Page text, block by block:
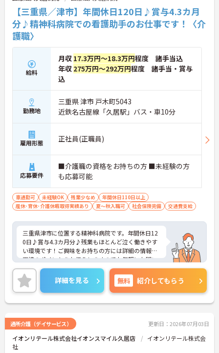
【三重県／津市】年間休日120日♪賞与4.3カ月
分♪精神科病院での看護助手のお仕事です！〈介
護職〉
給料
月収 17.3万円～18.3万円程度 諸手当込
年収 275万円～292万円程度 諸手当・賞与
込
勤務地
三重県 津市 戸木町5043
近鉄名古屋線「久居駅」バス・車10分
雇用形態 正社員(正職員)
応募要件
■介護職の資格をお持ちの方 ■未経験の方
も応募可能
車通勤可 未経験OK 残業少なめ
年間休日110日以上
産休･育休･介護休暇取得実績あり
夏～秋入職可 社会保険完備 交通費支給
三重県津市に位置する精神科病院です。年間休日12
0日♪賞与4.3カ月分♪残業もほとんど泣く働きやす
い環境です！ご興味をお持ちの方には詳細の情報や
面接のポイントをお伝えしますのでお気軽にお問い
合わせくださいませ。
詳細を見る 無料 紹介してもらう
通所介護（デイサービス） 更新日：2026年07月03日
イオンリテール株式会社イオンスマイル久居店
イオンリテール株式会
社